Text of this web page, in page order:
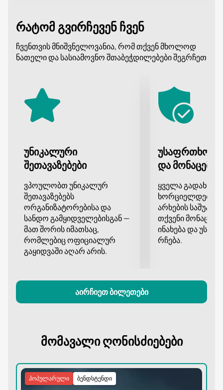
რატომ გვირჩევენ ჩვენ
ჩვენთვის მნიშვნელოვანია, რომ თქვენ მხოლოდ
ნათელი და სასიამოვნო შთაბეჭდილებები შეგრჩეთ
უნიკალური
შეთავაზებები
ვპოულობთ უნიკალურ
შეთავაზებებს
ორგანიზატორებისა და
სანდო გამყიდველებისგან —
მათ შორის იმათსაც,
რომლებიც ოფიციალურ
გაყიდვაში აღარ არის.
უსაფრთხო
და
ყველა გადახდა
ხორციელდება
არხების
თქვენი
ინახება და
რჩება.
აირჩიეთ ბილეთები
მომავალი ღონისძიებები
ბენდსტენდი
პოპულარული